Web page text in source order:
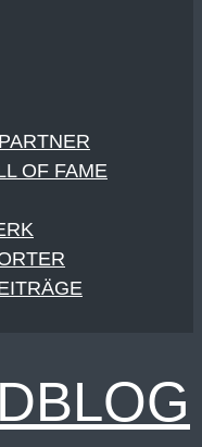
OF FAME